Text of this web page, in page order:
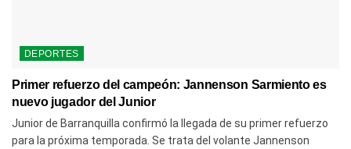
DEPORTES
Primer refuerzo del campeón: Jannenson Sarmiento es
nuevo jugador del Junior
Junior de Barranquilla confirmó la llegada de su primer refuerzo
para la próxima temporada. Se trata del volante Jannenson